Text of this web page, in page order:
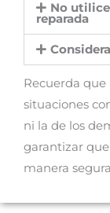
No
reparada
Recuerda
situaciones
ni la de los
garantizar
manera